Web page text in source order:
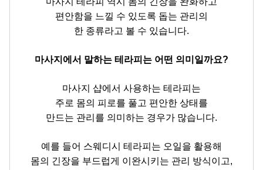
편안함을 느낄 수 있도록 돕는 관리의
한 종류라고 볼 수 있습니다.
마사지에서 말하는 테라피는 어떤 의미일까요?
마사지 샵에서 사용하는 테라피는
주로 몸의 피로를 풀고 편안한 상태를
만드는 관리를 의미하는 경우가 많습니다.
예를 들어 스웨디시 테라피는 오일을 활용해
몸의 긴장을 부드럽게 이완시키는 관리 방식이고,